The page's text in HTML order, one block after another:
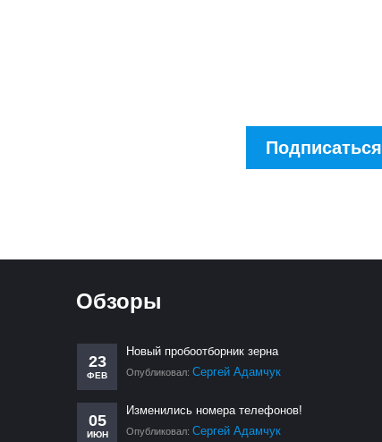
Подписаться
Обзоры
23
ФЕВ
Новый пробоотборник зерна
Опубликовал: Сергей Адамчук
05
ИЮН
Изменились номера телефонов!
Опубликовал: Сергей Адамчук